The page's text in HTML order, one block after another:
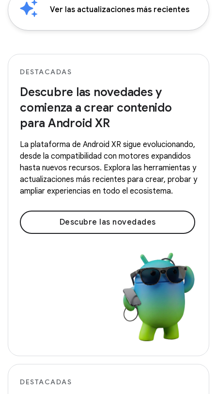
Ver las actualizaciones más recientes
DESTACADAS
Descubre las novedades y
comienza a crear contenido
para Android XR
La plataforma de Android XR sigue evolucionando,
desde la compatibilidad con motores expandidos
hasta nuevos recursos. Explora las herramientas y
actualizaciones más recientes para crear, probar y
ampliar experiencias en todo el ecosistema.
Descubre las novedades
DESTACADAS